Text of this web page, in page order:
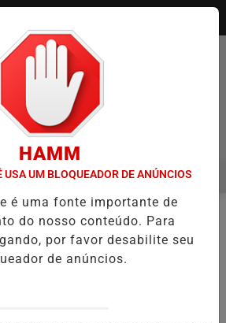
MASCULINO DA DIVISÃO
MENU
TÊNIS
HAMM
USA UM BLOQUEADOR DE ANÚNCIOS
é uma fonte importante de
do nosso conteúdo. Para
por favor desabilite seu
de anúncios.